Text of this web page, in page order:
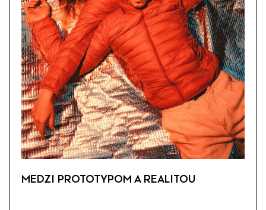
MEDZI PROTOTYPOM A REALITOU